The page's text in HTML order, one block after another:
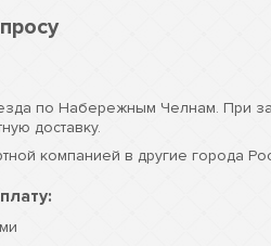
по Набережным Челнам. При
доставку.
компанией в другие города